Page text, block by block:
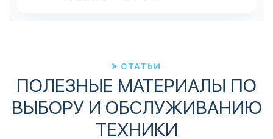
СТАТЬИ
ПОЛЕЗНЫЕ МАТЕРИАЛЫ ПО
ВЫБОРУ И ОБСЛУЖИВАНИЮ
ТЕХНИКИ